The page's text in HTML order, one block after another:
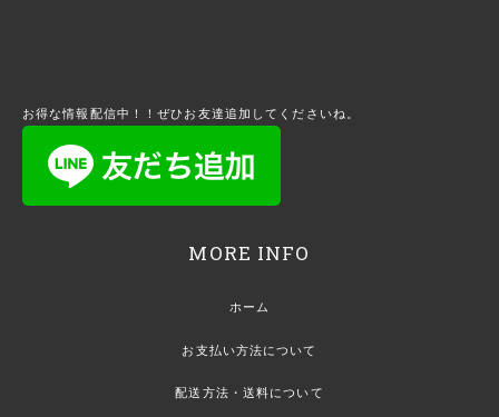
お得な情報配信中！！ぜひお友達追加してくださいね。
MORE INFO
ホーム
お支払い方法について
配送方法・送料について